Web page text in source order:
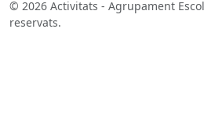
© 2026 Activitats - Agrupament
reservats.